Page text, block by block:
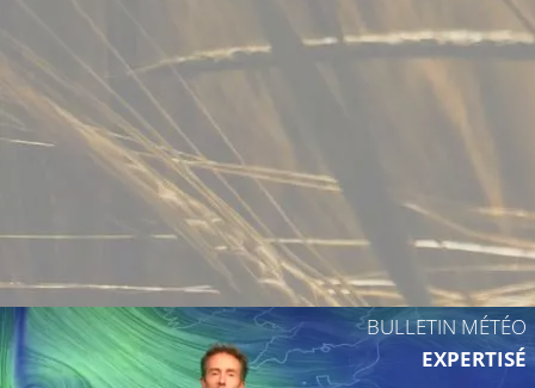
9°C
8°C
BULLETIN MÉTÉO
EXPERTISÉ